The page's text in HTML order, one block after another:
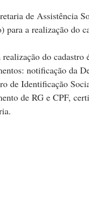
de Assistência
para a realização do
realização do
notificação da
de Identificação
de RG e CPF,